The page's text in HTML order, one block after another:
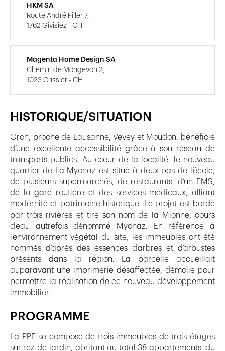
HISTORIQUE/SITUATION
Oron, proche de Lausanne, Vevey et Moudon, bénéficie
d’une excellente accessibilité grâce à son réseau de
transports publics. Au cœur de la localité, le nouveau
quartier de La Myonaz est situé à deux pas de l’école,
de plusieurs supermarchés, de restaurants, d’un EMS,
de la gare routière et des services médicaux, alliant
modernité et patrimoine historique. Le projet est bordé
par trois rivières et tire son nom de la Mionne, cours
d’eau autrefois dénommé Myonaz. En référence à
l’environnement végétal du site, les immeubles ont été
nommés d’après des essences d’arbres et d’arbustes
présents dans la région. La parcelle accueillait
auparavant une imprimerie désaffectée, démolie pour
permettre la réalisation de ce nouveau développement
immobilier.
PROGRAMME
La PPE se compose de trois immeubles de trois étages
sur rez-de-jardin, abritant au total 38 appartements, du
HKM SA
Route André Piller 7,
1762 Givisiez - CH
Magenta Home Design SA
Chemin de Mongevon 2,
1023 Crissier - CH